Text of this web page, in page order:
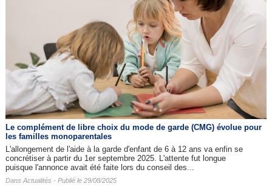
Le complément de libre choix du mode de garde (CMG) évolue pour
les familles monoparentales
L'allongement de l'aide à la garde d'enfant de 6 à 12 ans va enfin se
concrétiser à partir du 1er septembre 2025. L'attente fut longue
puisque l'annonce avait été faite lors du conseil des...
Dans Actualités - Publié le 29/08/2025